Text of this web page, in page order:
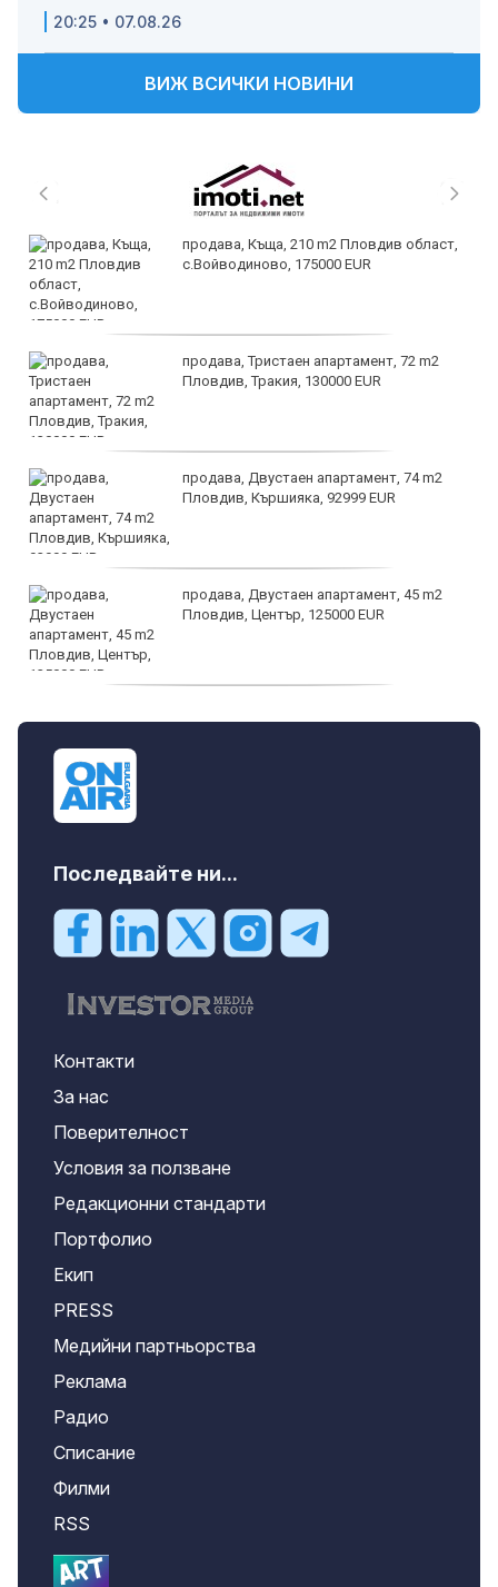
20:25 • 07.08.26
ВИЖ ВСИЧКИ НОВИНИ
продава, Къща, 210 m2 Пловдив област,
с.Войводиново, 175000 EUR
продава, Тристаен апартамент, 72 m2
Пловдив, Тракия, 130000 EUR
продава, Двустаен апартамент, 74 m2
Пловдив, Кършияка, 92999 EUR
продава, Двустаен апартамент, 45 m2
Пловдив, Център, 125000 EUR
Последвайте ни...
Контакти
За нас
Поверителност
Условия за ползване
Редакционни стандарти
Портфолио
Екип
PRESS
Медийни партньорства
Реклама
Радио
Списание
Филми
RSS